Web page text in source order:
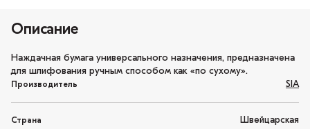
Описание
Наждачная бумага универсального назначения, предназначена
для шлифования ручным способом как «по сухому».
Производитель SIA
Страна Швейцарская